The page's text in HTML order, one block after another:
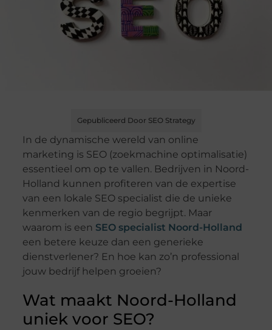
Gepubliceerd Door SEO Strategy
In de dynamische wereld van online
marketing is SEO (zoekmachine optimalisatie)
essentieel om op te vallen. Bedrijven in Noord-
Holland kunnen profiteren van de expertise
van een lokale SEO specialist die de unieke
kenmerken van de regio begrijpt. Maar
waarom is een SEO specialist Noord-Holland
een betere keuze dan een generieke
dienstverlener? En hoe kan zo’n professional
jouw bedrijf helpen groeien?
Wat maakt Noord-Holland
uniek voor SEO?